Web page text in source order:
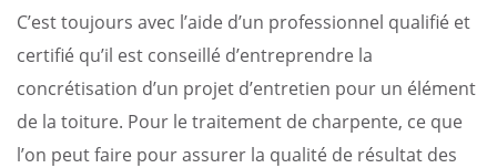
C’est toujours avec l’aide d’un professionnel qualifié et
certifié qu’il est conseillé d’entreprendre la
concrétisation d’un projet d’entretien pour un élément
de la toiture. Pour le traitement de charpente, ce que
l’on peut faire pour assurer la qualité de résultat des